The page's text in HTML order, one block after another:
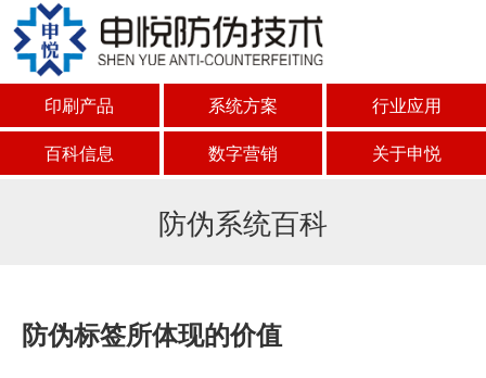
印刷产品 系统方案
行业应用
百科信息
数字营销 关于申悦
防伪系统百科
防伪标签所体现的价值